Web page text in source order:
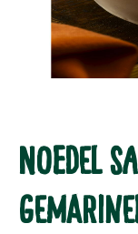
NOEDEL